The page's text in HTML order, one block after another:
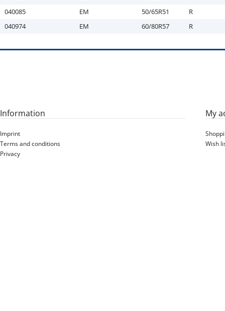
040085
EM 50/65R51
R
040974
EM 60/80R57 R
Information
Imprint
Terms and conditions
Privacy
My
Wish